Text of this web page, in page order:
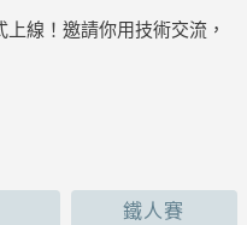
線！邀請你用技術交流，
鐵人賽